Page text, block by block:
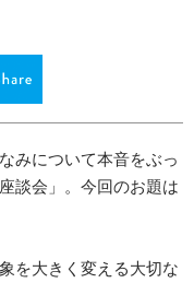
みについて本音をぶっ
談会」。今回のお題は
を大きく変える大切な